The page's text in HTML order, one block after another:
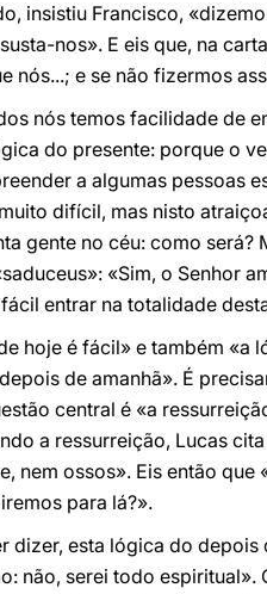
insistiu Francisco,
nos». E eis que, na
nós...; e se não fizermos
nós temos facilidade de
do presente: porque o
a algumas pessoas
difícil, mas nisto
gente no céu: como será?
«Sim, o Senhor
entrar na totalidade
hoje é fácil» e também «a
de amanhã». É
central é «a
a ressurreição, Lucas
nem ossos». Eis então
para lá?».
dizer, esta lógica do
não, serei todo espiritual».